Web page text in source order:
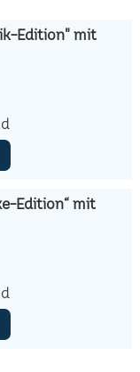
Edition" mit
Edition“ mit